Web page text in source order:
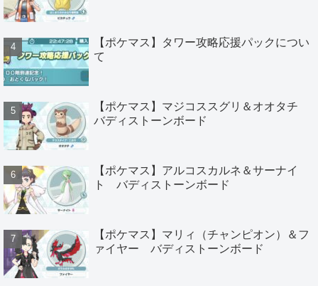
【ポケマス】タワー攻略応援パックについ
て
【ポケマス】マジコススグリ＆オオタチ
バディストーンボード
【ポケマス】アルコスカルネ＆サーナイ
ト バディストーンボード
【ポケマス】マリィ（チャンピオン）＆フ
ァイヤー バディストーンボード